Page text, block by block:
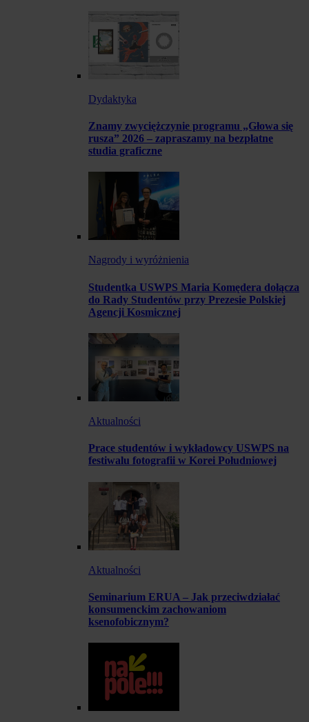
Dydaktyka
Znamy zwyciężczynie programu „Głowa się
rusza” 2026 – zapraszamy na bezpłatne
studia graficzne
Nagrody i wyróżnienia
Studentka USWPS Maria Komędera dołącza
do Rady Studentów przy Prezesie Polskiej
Agencji Kosmicznej
Aktualności
Prace studentów i wykładowcy USWPS na
festiwalu fotografii w Korei Południowej
Aktualności
Seminarium ERUA – Jak przeciwdziałać
konsumenckim zachowaniom
ksenofobicznym?